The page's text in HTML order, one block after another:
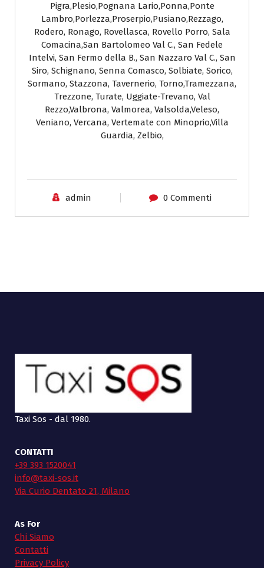
Pigra,Plesio,Pognana Lario,Ponna,Ponte
Lambro,Porlezza,Proserpio,Pusiano,Rezzago,
Rodero, Ronago, Rovellasca, Rovello Porro, Sala
Comacina,San Bartolomeo Val C., San Fedele
Intelvi, San Fermo della B., San Nazzaro Val C., San
Siro, Schignano, Senna Comasco, Solbiate, Sorico,
Sormano, Stazzona, Tavernerio, Torno,Tramezzana,
Trezzone, Turate, Uggiate-Trevano, Val
Rezzo,Valbrona, Valmorea, Valsolda,Veleso,
Veniano, Vercana, Vertemate con Minoprio,Villa
Guardia, Zelbio,
admin 0 Commenti
Taxi Sos - dal 1980.
CONTATTI
+39 393 1520041
info@taxi-sos.it
Via Curio Dentato 21, Milano
As For
Chi Siamo
Contatti
Privacy Policy